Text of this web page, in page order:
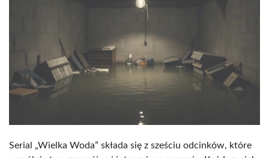
Serial „Wielka Woda” składa się z sześciu odcinków, które